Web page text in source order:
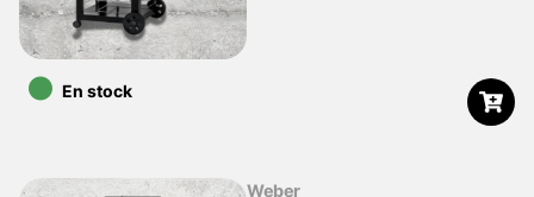
•En stock
Weber